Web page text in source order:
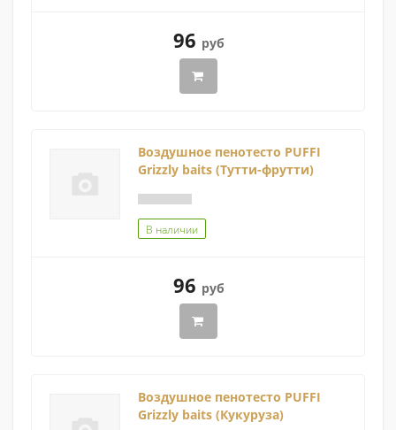
96 руб
Воздушное пенотесто PUFFI
Grizzly baits (Тутти-фрутти)
В наличии
96 руб
Воздушное пенотесто PUFFI
Grizzly baits (Кукуруза)